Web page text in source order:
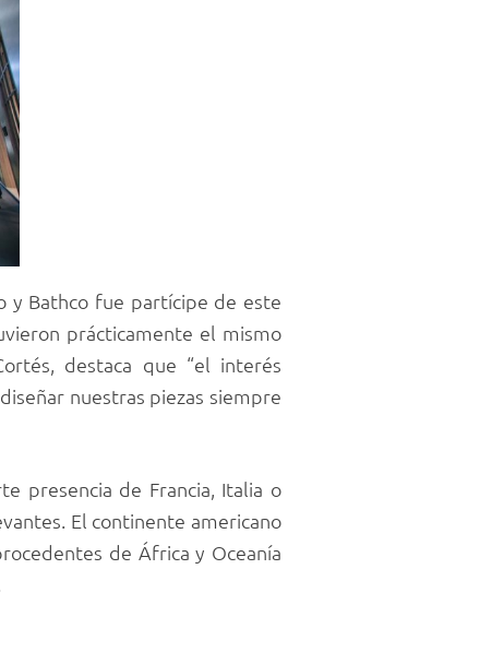
y Bathco fue partícipe de este
prácticamente el mismo
destaca que “el interés
nuestras piezas siempre
presencia de Francia, Italia o
El continente americano
de África y Oceanía